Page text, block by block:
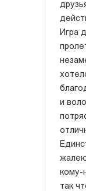
Игра
и
кому-
так